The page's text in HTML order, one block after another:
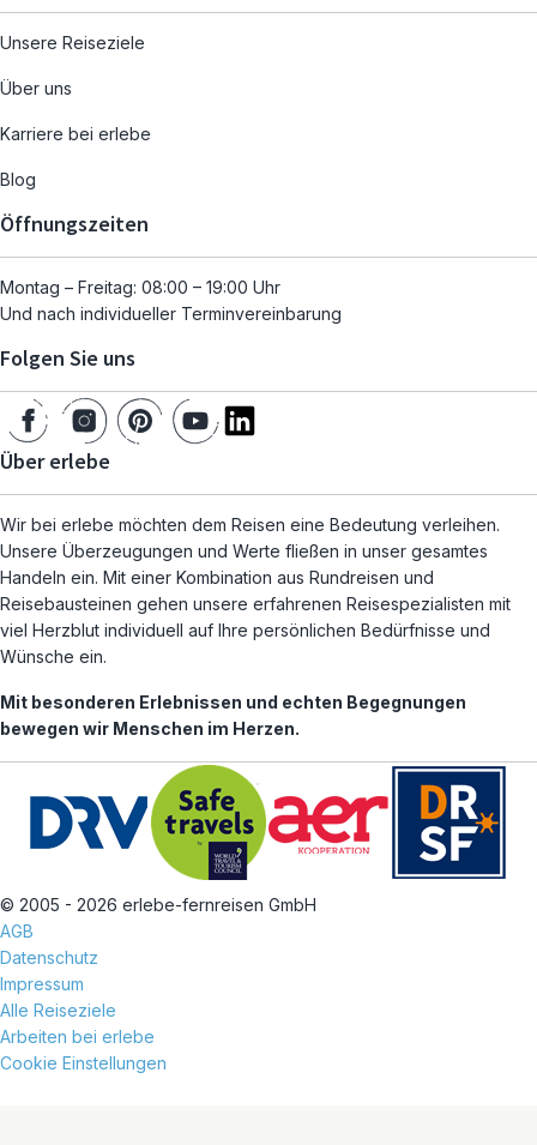
Unsere Reiseziele
Über uns
Karriere bei erlebe
Blog
Öffnungszeiten
Montag – Freitag: 08:00 – 19:00 Uhr
Und nach individueller Terminvereinbarung
Folgen Sie uns
Über erlebe
Wir bei erlebe möchten dem Reisen eine Bedeutung verleihen.
Unsere Überzeugungen und Werte fließen in unser gesamtes
Handeln ein. Mit einer Kombination aus Rundreisen und
Reisebausteinen gehen unsere erfahrenen Reisespezialisten mit
viel Herzblut individuell auf Ihre persönlichen Bedürfnisse und
Wünsche ein.
Mit besonderen Erlebnissen und echten Begegnungen
bewegen wir Menschen im Herzen.
© 2005 - 2026 erlebe-fernreisen GmbH
AGB
Datenschutz
Impressum
Alle Reiseziele
Arbeiten bei erlebe
Cookie Einstellungen